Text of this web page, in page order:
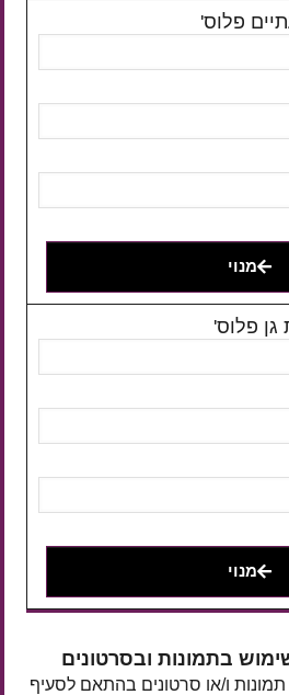
פלוס'
מנוי
גן פלוס'
מנוי
בתמונות ובסרטונים
ו/או סרטונים בהתאם לסעיף